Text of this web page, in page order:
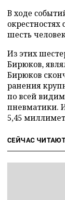
В ходе
шесть
Из этих
Бирюков,
Бирюков
ранения
по всей
пневматики.
5,45
СЕЙЧАС